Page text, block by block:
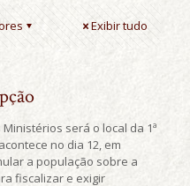
Exibir tudo
será o local da 1ª
no dia 12, em
a população sobre a
fiscalizar e exigir